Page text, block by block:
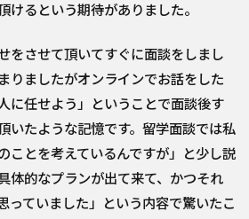
けるという期待がありました。
をさせて頂いてすぐに面談をしまし
りましたがオンラインでお話をした
に任せよう」ということで面談後す
いたような記憶です。留学面談では私
ことを考えているんですが」と少し説
体的なプランが出て来て、かつそれ
っていました」という内容で驚いたこ